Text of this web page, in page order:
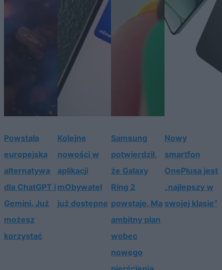
Powstała
europejska
alternatywa
dla ChatGPT i
Gemini. Już
możesz
korzystać
Kolejne
nowości w
aplikacji
mObywatel
już dostępne
Samsung
potwierdził,
że Galaxy
Ring 2
powstaje. Ma
ambitny plan
wobec
nowego
Nowy
smartfon
OnePlusa jest
„najlepszy w
swojej klasie”